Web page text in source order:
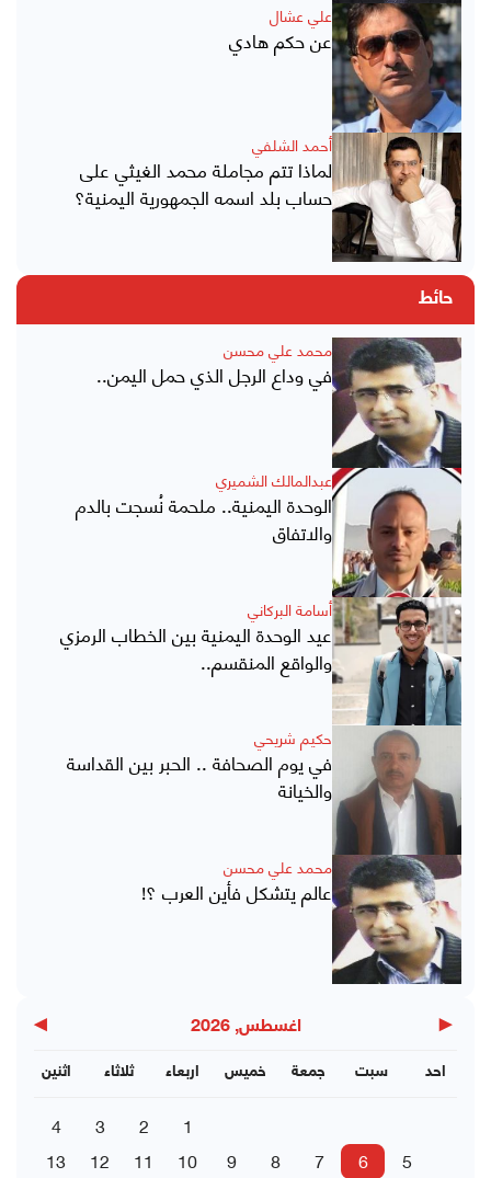
علي عشال
عن حكم هادي
أحمد الشلفي
لماذا تتم مجاملة محمد الغيثي على
حساب بلد اسمه الجمهورية اليمنية؟
حائط
محمد علي محسن
في وداع الرجل الذي حمل اليمن..
عبدالمالك الشميري
الوحدة اليمنية.. ملحمة نُسجت بالدم
والاتفاق
أسامة البركاني
عيد الوحدة اليمنية بين الخطاب الرمزي
والواقع المنقسم..
حكيم شريحي
في يوم الصحافة .. الحبر بين القداسة
والخيانة
محمد علي محسن
عالم يتشكل فأين العرب ؟!
◀ اغسطس, 2026 ▶
اثنين ثلاثاء اربعاء خميس جمعة سبت احد
1
2
3
4
5
6
7
8
9
10
11
12
13